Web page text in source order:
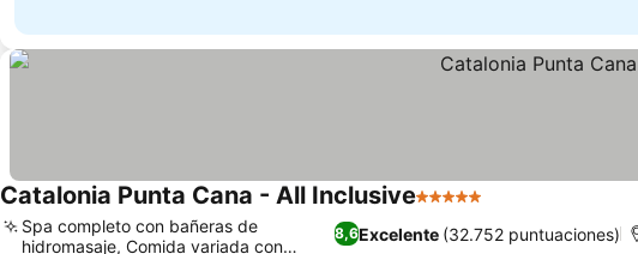
Catalonia Punta Cana - All Inclusive5 Estrellas
8,6Excelente (32.752 puntuaciones)
Spa completo con bañeras de
hidromasaje, Comida variada con